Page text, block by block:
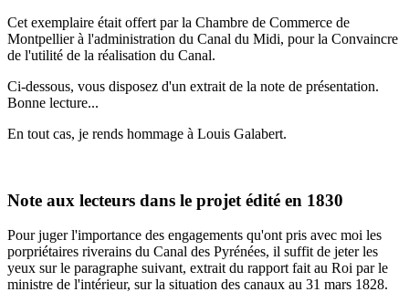
Cet exemplaire était offert par la Chambre de Commerce de
Montpellier à l'administration du Canal du Midi, pour la Convaincre
de l'utilité de la réalisation du Canal.
Ci-dessous, vous disposez d'un extrait de la note de présentation.
Bonne lecture...
En tout cas, je rends hommage à Louis Galabert.
Note aux lecteurs dans le projet édité en 1830
Pour juger l'importance des engagements qu'ont pris avec moi les
porpriétaires riverains du Canal des Pyrénées, il suffit de jeter les
yeux sur le paragraphe suivant, extrait du rapport fait au Roi par le
ministre de l'intérieur, sur la situation des canaux au 31 mars 1828.